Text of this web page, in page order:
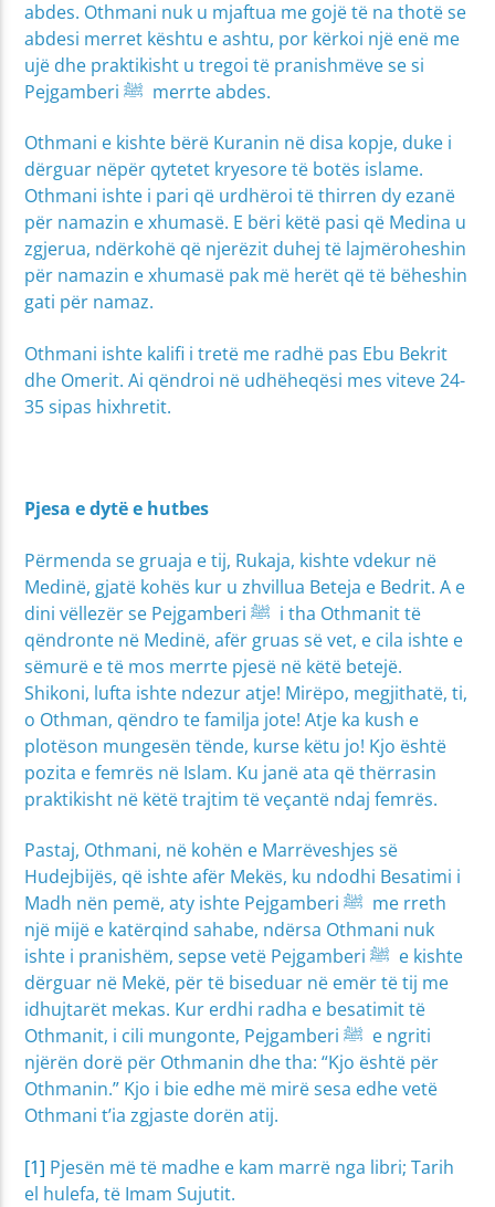
abdes. Othmani nuk u mjaftua me gojë të na thotë se
abdesi merret kështu e ashtu, por kërkoi një enë me
ujë dhe praktikisht u tregoi të pranishmëve se si
Pejgamberi ﷺ merrte abdes.
Othmani e kishte bërë Kuranin në disa kopje, duke i
dërguar nëpër qytetet kryesore të botës islame.
Othmani ishte i pari që urdhëroi të thirren dy ezanë
për namazin e xhumasë. E bëri këtë pasi që Medina u
zgjerua, ndërkohë që njerëzit duhej të lajmëroheshin
për namazin e xhumasë pak më herët që të bëheshin
gati për namaz.
Othmani ishte kalifi i tretë me radhë pas Ebu Bekrit
dhe Omerit. Ai qëndroi në udhëheqësi mes viteve 24-
35 sipas hixhretit.
Pjesa e dytë e hutbes
Përmenda se gruaja e tij, Rukaja, kishte vdekur në
Medinë, gjatë kohës kur u zhvillua Beteja e Bedrit. A e
dini vëllezër se Pejgamberi ﷺ i tha Othmanit të
qëndronte në Medinë, afër gruas së vet, e cila ishte e
sëmurë e të mos merrte pjesë në këtë betejë.
Shikoni, lufta ishte ndezur atje! Mirëpo, megjithatë, ti,
o Othman, qëndro te familja jote! Atje ka kush e
plotëson mungesën tënde, kurse këtu jo! Kjo është
pozita e femrës në Islam. Ku janë ata që thërrasin
praktikisht në këtë trajtim të veçantë ndaj femrës.
Pastaj, Othmani, në kohën e Marrëveshjes së
Hudejbijës, që ishte afër Mekës, ku ndodhi Besatimi i
Madh nën pemë, aty ishte Pejgamberi ﷺ me rreth
një mijë e katërqind sahabe, ndërsa Othmani nuk
ishte i pranishëm, sepse vetë Pejgamberi ﷺ e kishte
dërguar në Mekë, për të biseduar në emër të tij me
idhujtarët mekas. Kur erdhi radha e besatimit të
Othmanit, i cili mungonte, Pejgamberi ﷺ e ngriti
njërën dorë për Othmanin dhe tha: “Kjo është për
Othmanin.” Kjo i bie edhe më mirë sesa edhe vetë
Othmani t’ia zgjaste dorën atij.
[1] Pjesën më të madhe e kam marrë nga libri; Tarih
el hulefa, të Imam Sujutit.